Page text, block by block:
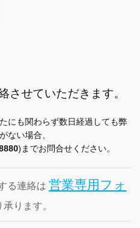
させていただきます。
にも関わらず数日経過しても弊
ない場合、
)までお問合せください。
る連絡は 営業専用フォ
承ります。